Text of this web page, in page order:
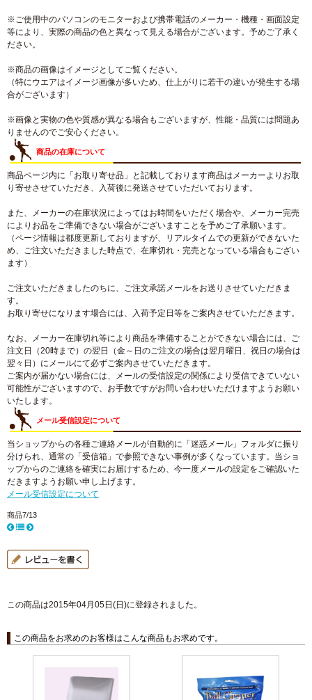
※ご使用中のパソコンのモニターおよび携帯電話のメーカー・機種・画面設定
等により、実際の商品の色と異なって見える場合がございます。予めご了承く
ださい。
※商品の画像はイメージとしてご覧ください。
（特にウエアはイメージ画像が多いため、仕上がりに若干の違いが発生する場
合がございます）
※画像と実物の色や質感が異なる場合もございますが、性能・品質には問題あ
りませんのでご安心ください。
商品の在庫について
商品ページ内に「お取り寄せ品」と記載しております商品はメーカーよりお取
り寄せさせていただき、入荷後に発送させていただいております。
また、メーカーの在庫状況によってはお時間をいただく場合や、メーカー完売
によりお品をご準備できない場合がございますことを予めご了承願います。
（ページ情報は都度更新しておりますが、リアルタイムでの更新ができないた
め、ご注文いただきました時点で、在庫切れ・完売となっている場合もござい
ます）
ご注文いただきましたのちに、ご注文承諾メールをお送りさせていただきま
す。
お取り寄せになります場合には、入荷予定日等をご案内させていただきます。
なお、メーカー在庫切れ等により商品を準備することができない場合には、ご
注文日（20時まで）の翌日（金～日のご注文の場合は翌月曜日、祝日の場合は
翌々日）にメールにて必ずご案内させていただきます。
ご案内が届かない場合には、メールの受信設定の関係により受信できていない
可能性がございますので、お手数ですがお問い合わせいただけますようお願い
いたします。
メール受信設定について
当ショップからの各種ご連絡メールが自動的に「迷惑メール」フォルダに振り
分けられ、通常の「受信箱」で参照できない事例が多くなっています。当ショ
ップからのご連絡を確実にお届けするため、今一度メールの設定をご確認いた
だきますようお願い申し上げます。
メール受信設定について
商品7/13
この商品は2015年04月05日(日)に登録されました。
この商品をお求めのお客様はこんな商品もお求めです。